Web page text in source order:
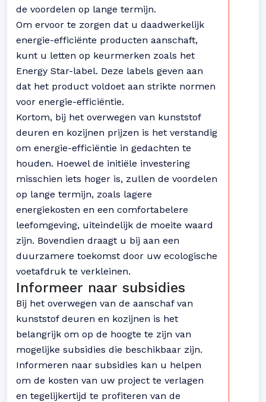
de voordelen op lange termijn.
Om ervoor te zorgen dat u daadwerkelijk
energie-efficiënte producten aanschaft,
kunt u letten op keurmerken zoals het
Energy Star-label. Deze labels geven aan
dat het product voldoet aan strikte normen
voor energie-efficiëntie.
Kortom, bij het overwegen van kunststof
deuren en kozijnen prijzen is het verstandig
om energie-efficiëntie in gedachten te
houden. Hoewel de initiële investering
misschien iets hoger is, zullen de voordelen
op lange termijn, zoals lagere
energiekosten en een comfortabelere
leefomgeving, uiteindelijk de moeite waard
zijn. Bovendien draagt u bij aan een
duurzamere toekomst door uw ecologische
voetafdruk te verkleinen.
Informeer naar subsidies
Bij het overwegen van de aanschaf van
kunststof deuren en kozijnen is het
belangrijk om op de hoogte te zijn van
mogelijke subsidies die beschikbaar zijn.
Informeren naar subsidies kan u helpen
om de kosten van uw project te verlagen
en tegelijkertijd te profiteren van de